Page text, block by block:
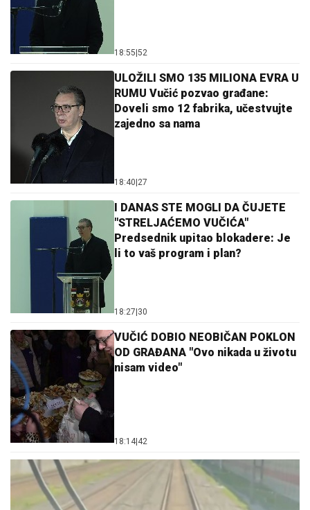
18:55 52
ULOŽILI SMO 135 MILIONA EVRA U
RUMU Vučić pozvao građane:
Doveli smo 12 fabrika, učestvujte
zajedno sa nama
18:40 27
I DANAS STE MOGLI DA ČUJETE
"STRELJAĆEMO VUČIĆA"
Predsednik upitao blokadere: Je
li to vaš program i plan?
18:27 30
VUČIĆ DOBIO NEOBIČAN POKLON
OD GRAĐANA "Ovo nikada u životu
nisam video"
18:14 42